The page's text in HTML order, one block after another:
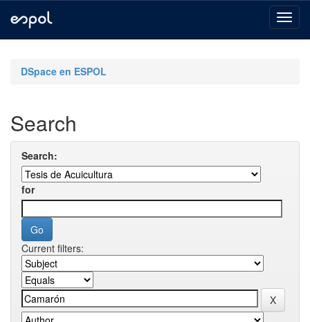
navigationDSpace en ESPOL
Search
Search:
for
Current filters: